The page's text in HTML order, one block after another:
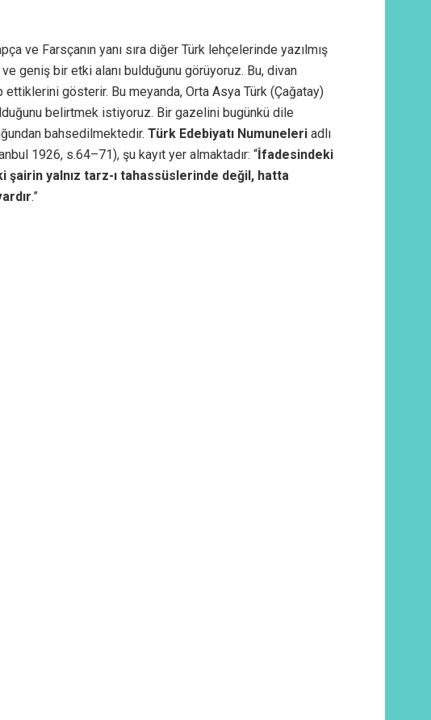
ve Farsçanın yanı sıra diğer Türk lehçelerinde yazılmış
geniş bir etki alanı bulduğunu görüyoruz. Bu, divan
gösterir. Bu meyanda, Orta Asya Türk (Çağatay)
belirtmek istiyoruz. Bir gazelini bugünkü dile
bahsedilmektedir. Türk Edebiyatı Numuneleriadlı
1926, s.64–71), şu kayıt yer almaktadır: “İfadesindeki
şairin yalnız tarz-ı tahassüslerinde değil, hatta
.”